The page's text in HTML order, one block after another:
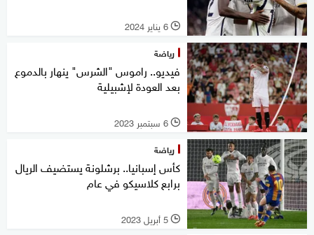
l 6 يناير 2024
رياضة
فيديو.. راموس "الشرس" ينهار بالدموع
بعد العودة لإشبيلية
l 6 سبتمبر 2023
رياضة
كأس إسبانيا.. برشلونة يستضيف الريال
برابع كلاسيكو في عام
l 5 أبريل 2023